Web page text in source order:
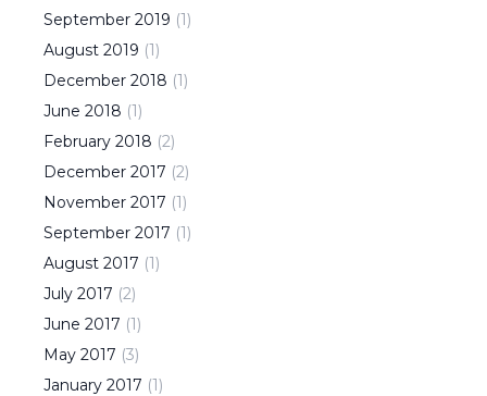
September 2019 (1)
August 2019 (1)
December 2018 (1)
June 2018 (1)
February 2018 (2)
December 2017 (2)
November 2017 (1)
September 2017 (1)
August 2017 (1)
July 2017 (2)
June 2017 (1)
May 2017 (3)
January 2017 (1)